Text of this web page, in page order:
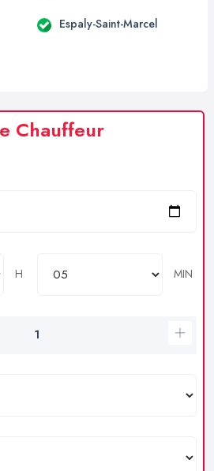
Espaly-Saint-Marcel
Chauffeur
H
MIN